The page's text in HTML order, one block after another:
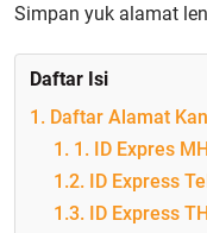
Simpan yuk alamat
Daftar Isi
1. Daftar Alamat
1. 1. ID Expres
1.2. ID Express
1.3. ID Express